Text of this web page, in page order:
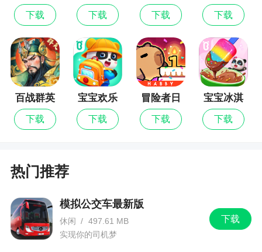
玩家会在这里不断升级，但到了一定阶段是重
之前这里的升级速度比较慢，认为内部玩家只
能按照新手剧情做任务，了解一些玩法机制，熟悉
内容。
以后可以自由活动后，需要慢慢尝试其他内
容，比如加入公会，做日常任务，玩精英关卡。 这
注意加技能点的技能。 一定要根据自己的特点
选择添加什么技能，这样才能大大提升自己的实
力。
也有消耗体力的不同情况。 比如精英级别，体
能消耗非常快。
下载 下载
最新版
下载
闪击战
下载
百战群英
下载
宝宝欢乐
教室
下载
冒险者日
记
下载
宝宝冰淇
淋工厂最
新版
下载
热门推荐
下载
模拟公交车最新版
休闲 / 497.61 MB
实现你的司机梦